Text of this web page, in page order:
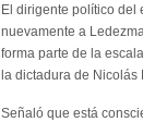
El dirigente político del
nuevamente a
forma parte de la
la dictadura de Nicolás
Señaló que está